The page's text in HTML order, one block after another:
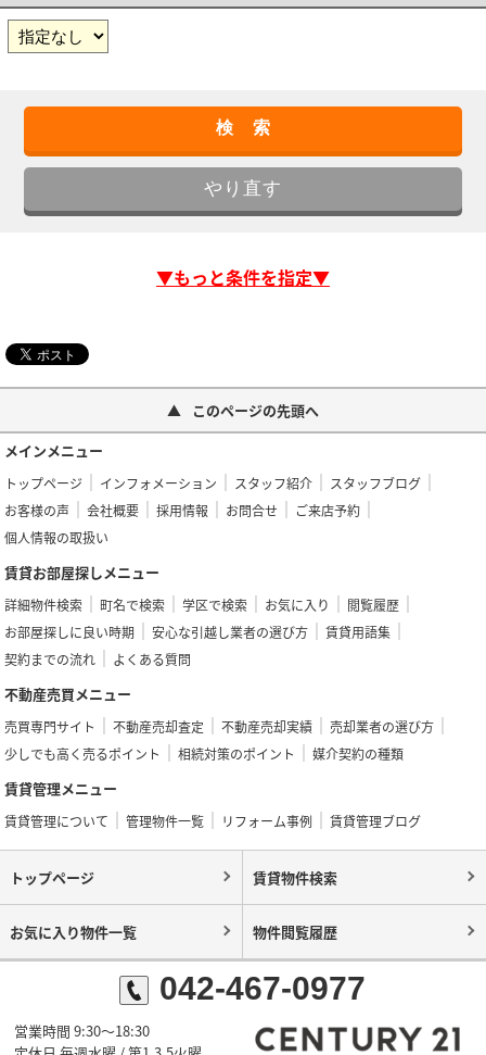
▼もっと条件を指定▼
このページの先頭へ
メインメニュー
トップページ インフォメーション スタッフ紹介
スタッフブログ
お客様の声
会社概要 採用情報 お問合せ
ご来店予約
個人情報の取扱い
賃貸お部屋探しメニュー
詳細物件検索 町名で検索 学区で検索 お気に入り
閲覧履歴
お部屋探しに良い時期
安心な引越し業者の選び方
賃貸用語集
契約までの流れ
よくある質問
不動産売買メニュー
売買専門サイト 不動産売却査定 不動産売却実績
売却業者の選び方
少しでも高く売るポイント
相続対策のポイント 媒介契約の種類
賃貸管理メニュー
賃貸管理について 管理物件一覧 リフォーム事例 賃貸管理ブログ
トップページ 賃貸物件検索
お気に入り物件一覧 物件閲覧履歴
042-467-0977
営業時間 9:30～18:30